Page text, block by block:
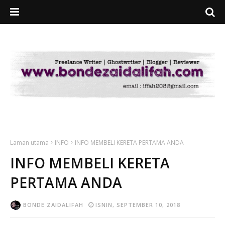
Laman utama INFO INFO MEMBELI KERETA PERTAMA ANDA
INFO MEMBELI KERETA
PERTAMA ANDA
BONDE ZAIDALIFAH ISNIN, SEPTEMBER 10, 2018